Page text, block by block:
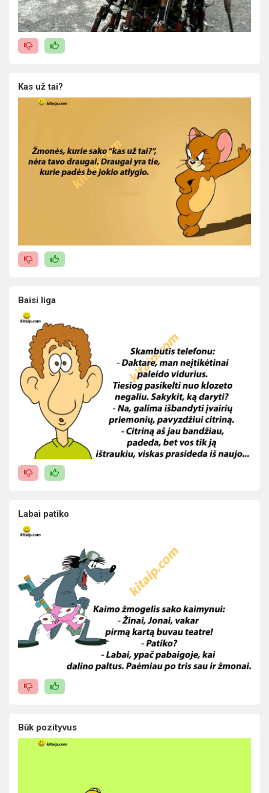
Kas už tai?
Baisi liga
Labai patiko
Būk pozityvus